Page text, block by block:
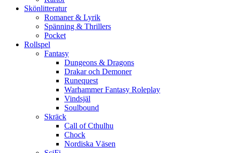
Skönlitteratur
Romaner & Lyrik
Spänning & Thrillers
Pocket
Rollspel
Fantasy
Dungeons & Dragons
Drakar och Demoner
Runequest
Warhammer Fantasy Roleplay
Vindsjäl
Soulbound
Skräck
Call of Cthulhu
Chock
Nordiska Väsen